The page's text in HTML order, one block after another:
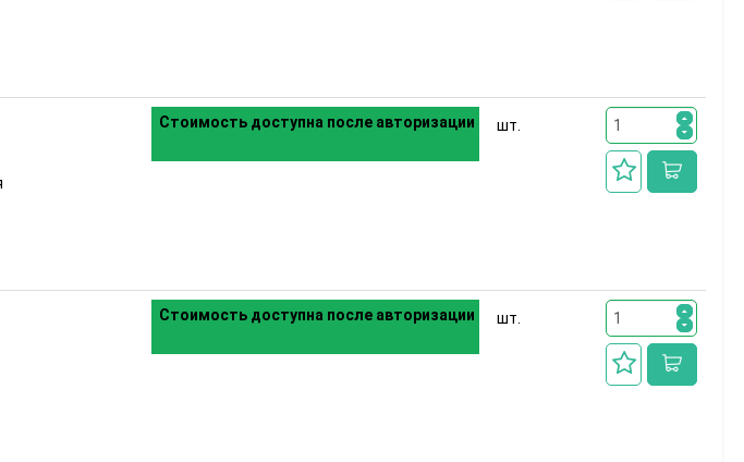
Стоимость доступна после авторизации шт.
Стоимость доступна после авторизации шт.